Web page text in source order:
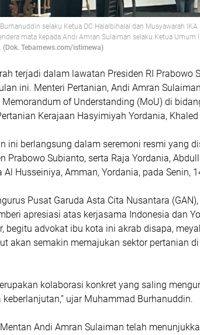
selaku Ketua OC Halalbihalal dan Musyawarah
mata kepada Andi Amran Sulaiman selaku Ketua Umum
(Dok. Tebarnews.com/istimewa)
terjadi dalam lawatan Presiden RI Prabowo
ini. Menteri Pertanian, Andi Amran
of Understanding (MoU) di
Kerajaan Hasyimiyah Yordania, Khaled
ini berlangsung dalam seremoni resmi yang
Prabowo Subianto, serta Raja Yordania,
Al Husseiniya, Amman, Yordania, pada Senin,
Pusat Garuda Asta Cita Nusantara
apresiasi atas kerjasama Indonesia dan
begitu advokat ibu kota ini akrab disapa,
akan semakin memajukan sektor pertanian
kolaborasi konkret yang saling
ujar Muhammad Burhanuddin.
Andi Amran Sulaiman telah